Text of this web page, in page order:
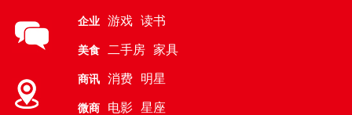
企业 游戏 读书
美食 二手房 家具
商讯 消费 明星
微商 电影 星座